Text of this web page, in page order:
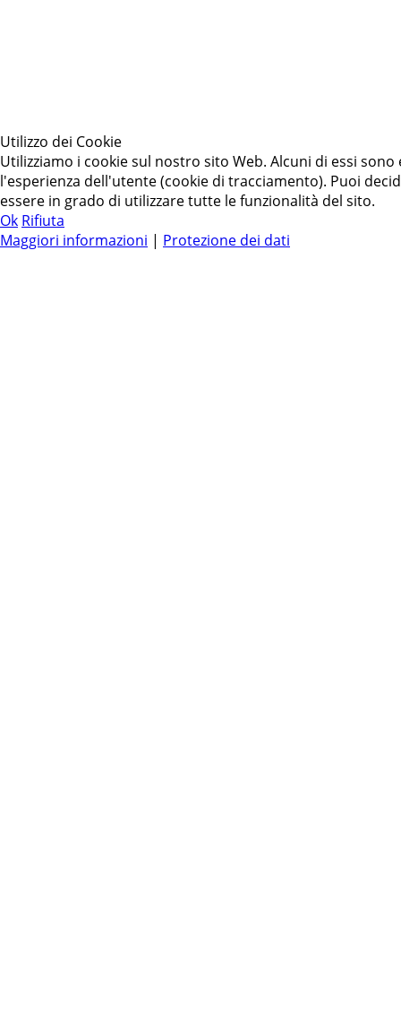
Utilizzo dei Cookie
Utilizziamo i cookie sul nostro sito Web. Alcuni di essi
l'esperienza dell'utente (cookie di tracciamento). Puoi
essere in grado di utilizzare tutte le funzionalità del sito.
Ok Rifiuta
Maggiori informazioni | Protezione dei dati